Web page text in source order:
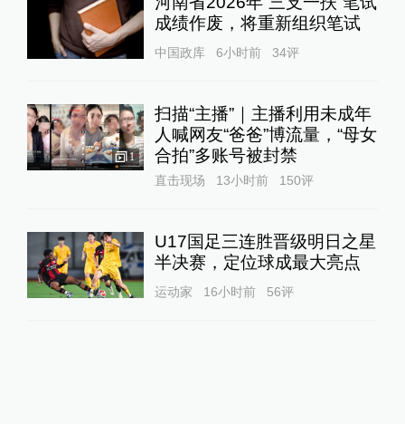
成绩作废，将重新组织笔试
中国政库 6小时前 34评
1
扫描“主播”｜主播利用未成年
人喊网友“爸爸”博流量，“母女
合拍”多账号被封禁
直击现场 13小时前 150评
U17国足三连胜晋级明日之星
半决赛，定位球成最大亮点
运动家 16小时前 56评